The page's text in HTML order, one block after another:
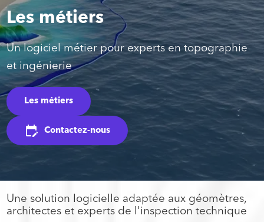
Les métiers
Un logiciel métier pour experts en topographie
et ingénierie
Les métiers
edit_calendar Contactez-nous
Une solution logicielle adaptée aux géomètres,
architectes et experts de l'inspection technique